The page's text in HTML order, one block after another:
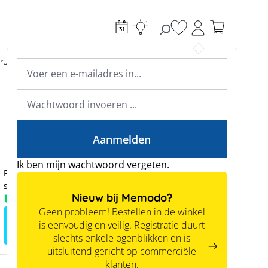
Academy & webinars
Expertkennis
Tools
Je hebt 0 items op
Ik ben mijn wachtwoord vergeten.
Aanmelden
Nieuw bij Memodo?
Geen probleem! Bestellen in de winkel
is eenvoudig en veilig. Registratie duurt
slechts enkele ogenblikken en is
uitsluitend gericht op commerciële
klanten.
Toebehoren
Prijzen zijn alleen zichtbaar voor zakelijke klanten na
succesvolle registratie.
Meld je aan voor het zien van
prijzen